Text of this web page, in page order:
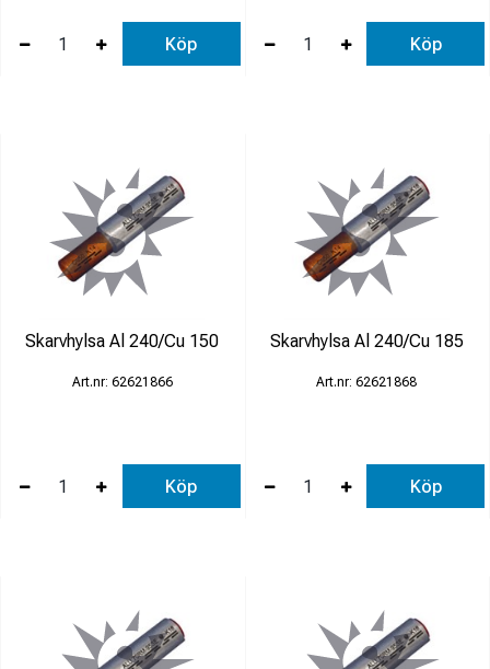
Köp Köp
Skarvhylsa Al 240/Cu 150
62621866
Köp
Skarvhylsa Al 240/Cu 185
62621868
Köp